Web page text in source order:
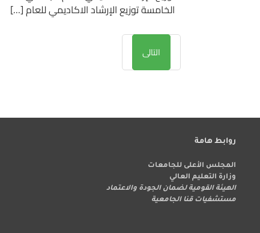
الخامسة توزيع الإرشاد الاكاديمي للعام […]
التالى
روابط هامة
المجلس الأعلى للجامعات
وزارة التعليم العالي
الهيئة القومية لضمان الجودة والاعتماد
مستشفيات قنا الجامعية